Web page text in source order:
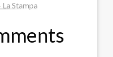
Stampa